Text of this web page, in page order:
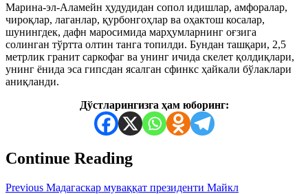
Марина-эл-Аламейн ҳудудидан сопол идишлар, амфоралар,
чироқлар, лаганлар, қурбонгоҳлар ва оҳактош косалар,
шунингдек, дафн маросимида марҳумларнинг оғзига
солинган тўртта олтин танга топилди. Бундан ташқари, 2,5
метрлик гранит саркофаг ва унинг ичида скелет қолдиқлари,
унинг ёнида эса гипсдан ясалган сфинкс ҳайкали бўлаклари
аниқланди.
Дўстларингизга ҳам юборинг:
Continue Reading
Previous Мадагаскар муваққат президенти Майкл